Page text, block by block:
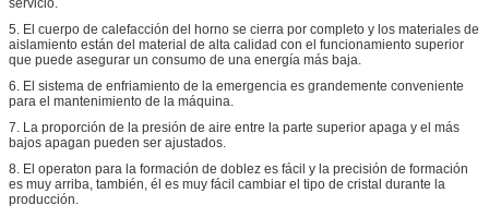
servicio.
5. El cuerpo de calefacción del horno se cierra por completo y los materiales de
aislamiento están del material de alta calidad con el funcionamiento superior
que puede asegurar un consumo de una energía más baja.
6. El sistema de enfriamiento de la emergencia es grandemente conveniente
para el mantenimiento de la máquina.
7. La proporción de la presión de aire entre la parte superior apaga y el más
bajos apagan pueden ser ajustados.
8. El operaton para la formación de doblez es fácil y la precisión de formación
es muy arriba, también, él es muy fácil cambiar el tipo de cristal durante la
producción.